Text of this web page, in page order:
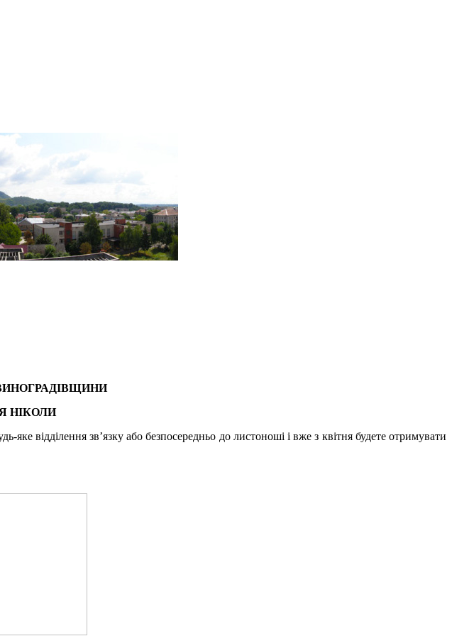
НІКОЛИ
відділення зв’язку або безпосередньо до листоноші і вже з квітня будете отримувати